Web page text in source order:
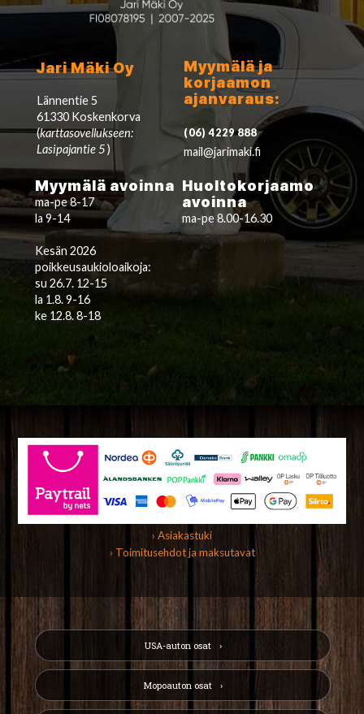
Jari Mäki Oy
Lännentie 5
61330 Koskenkorva
(karttasovellukseen:
Lasipajantie 5)
Myymälä ja
korjaamon
ajanvaraus:
(06) 4229 888
mail@jarimaki.fi
Myymälä avoinna
ma-pe 8-17
la 9-14
Kesän 2026
poikkeusaukioloaikoja:
su 26.7. 12-15
la 1.8. 9-16
ke 12.8. 8-18
Huoltokorjaamo
avoinna
ma-pe 8.00-16.30
› Asiakastuki
› Toimitusehdot ja maksutavat
USA-auton osat
Mopoauton osat